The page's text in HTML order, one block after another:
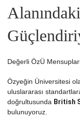
Değerli ÖzÜ
Özyeğin Üniversitesi
uluslararası
doğrultusunda British
bulunuyoruz.